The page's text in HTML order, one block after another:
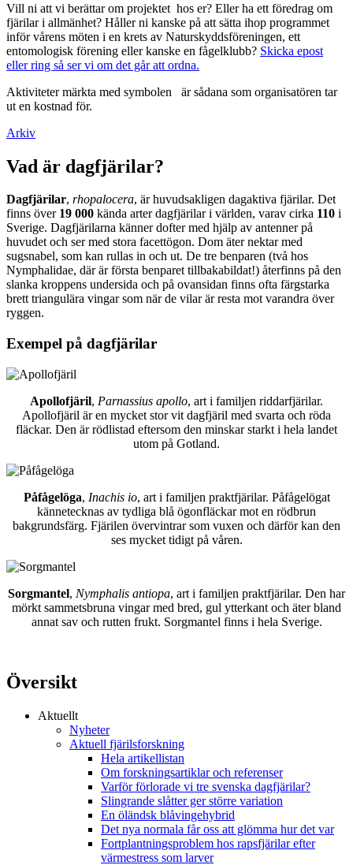
Vill ni att vi berättar om projektet hos er? Eller ha ett föredrag om
fjärilar i allmänhet? Håller ni kanske på att sätta ihop programmet
inför vårens möten i en krets av Naturskyddsföreningen, ett
entomologisk förening eller kanske en fågelklubb? Skicka epost
eller ring så ser vi om det går att ordna.
Aktiviteter märkta med symbolen
är sådana som organisatören tar
ut en kostnad för.
Arkiv
Vad är dagfjärilar?
Dagfjärilar, rhopalocera, är huvudsakligen dagaktiva fjärilar. Det
finns över 19 000 kända arter dagfjärilar i världen, varav cirka 110 i
Sverige. Dagfjärilarna känner dofter med hjälp av antenner på
huvudet och ser med stora facettögon. Dom äter nektar med
sugsnabel, som kan rullas in och ut. De tre benparen (två hos
Nymphalidae, där är första benparet tillbakabildat!) återfinns på den
slanka kroppens undersida och på ovansidan finns ofta färgstarka
brett triangulära vingar som när de vilar är resta mot varandra över
ryggen.
Exempel på dagfjärilar
Apollofjäril, Parnassius apollo, art i familjen riddarfjärilar.
Apollofjäril är en mycket stor vit dagfjäril med svarta och röda
fläckar. Den är rödlistad eftersom den minskar starkt i hela landet
utom på Gotland.
Påfågelöga, Inachis io, art i familjen praktfjärilar. Påfågelögat
kännetecknas av tydliga blå ögonfläckar mot en rödbrun
bakgrundsfärg. Fjärilen övervintrar som vuxen och därför kan den
ses mycket tidigt på våren.
Sorgmantel, Nymphalis antiopa, art i familjen praktfjärilar. Den har
mörkt sammetsbruna vingar med bred, gul ytterkant och äter bland
annat sav och rutten frukt. Sorgmantel finns i hela Sverige.
Översikt
Aktuellt
Nyheter
Aktuell fjärilsforskning
Hela artikellistan
Om forskningsartiklar och referenser
Varför förlorade vi tre svenska dagfjärilar?
Slingrande slåtter ger större variation
En öländsk blåvingehybrid
Det nya normala får oss att glömma hur det var
Fortplantningsproblem hos rapsfjärilar efter
värmestress som larver